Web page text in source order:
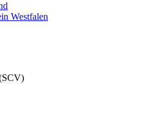
Westfalen